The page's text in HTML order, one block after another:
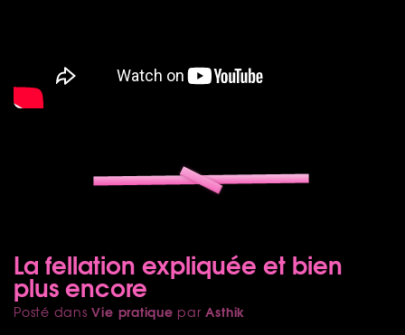
La fellation expliquée et bien
plus encore
Posté dansVie pratique parAsthik